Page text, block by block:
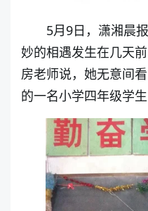
5月9日，潇湘晨
妙的相遇发生在几天
房老师说，她无意间
的一名小学四年级学